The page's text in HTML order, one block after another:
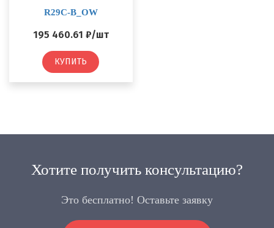
R29C-B_OW
195 460.61 ₽/шт
КУПИТЬ
Хотите получить консультацию?
Это бесплатно! Оставьте заявку